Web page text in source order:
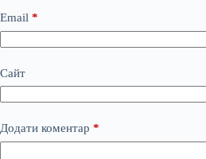
Email *
Сайт
Додати коментар *